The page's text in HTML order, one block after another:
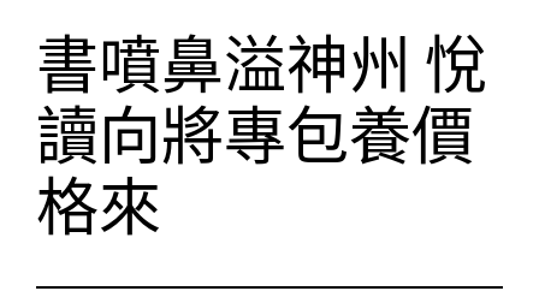
書噴鼻溢神州 悅
讀向將專包養價
格來